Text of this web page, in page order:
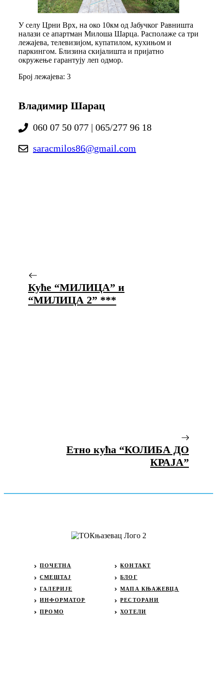
У селу Црни Врх, на око 10км од Јабучког Равништа
налази се апартман Милоша Шарца. Располаже са три
лежајева, телевизијом, купатилом, кухињом и
паркингом. Близина скијалишта и пријатно
окружење гарантују леп одмор.
Број лежајева: 3
Владимир Шарац
060 07 50 077 | 065/277 96 18
saracmilos86@gmail.com
Куће “МИЛИЦА” и
“МИЛИЦА 2” ***
Етно кућа “КОЛИБА ДО
КРАЈА”
ПОЧЕТНА
СМЕШТАЈ
ГАЛЕРИЈЕ
ИНФОРМАТОР
ПРОМО
КОНТАКТ
БЛОГ
МАПА КЊАЖЕВЦА
РЕСТОРАНИ
ХОТЕЛИ